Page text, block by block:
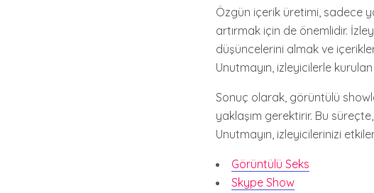
Özgün içerik üretimi, sadece
artırmak için de önemlidir.
düşüncelerini almak ve
Unutmayın, izleyicilerle
Sonuç olarak, görüntülü
yaklaşım gerektirir. Bu
Unutmayın, izleyicilerinizi
Görüntülü Seks
Skype Show